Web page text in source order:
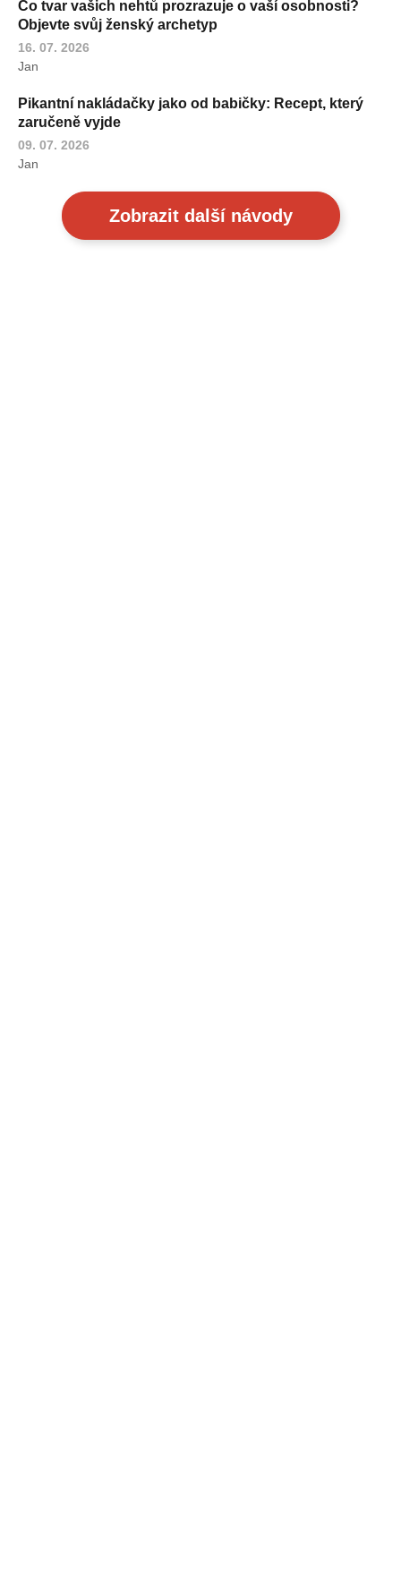
Co tvar vašich nehtů prozrazuje o vaší osobnosti?
Objevte svůj ženský archetyp
16. 07. 2026
Jan
Pikantní nakládačky jako od babičky: Recept, který
zaručeně vyjde
09. 07. 2026
Jan
Zobrazit další návody